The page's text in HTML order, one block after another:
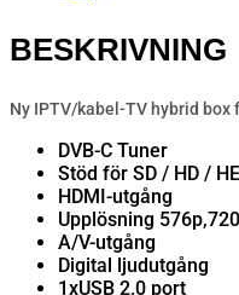
BESKRIVNING
Ny IPTV/kabel-TV hybrid
DVB-C Tuner
Stöd för SD / HD /
HDMI-utgång
Upplösning
A/V-utgång
Digital ljudutgång
1xUSB 2.0 port